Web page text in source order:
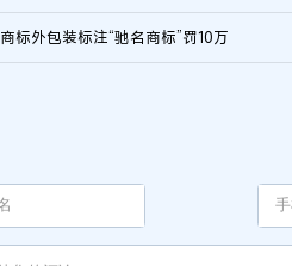
商标外包装标注“驰名商标”罚10万